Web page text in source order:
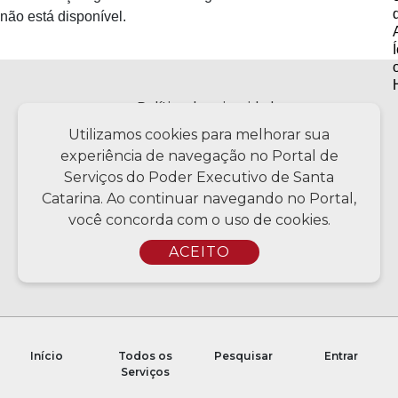
Início
Todos os
Serviços
Pesquisar Entrar
não está disponível.
Política de privacidade
Copyright © 2026 Todos os Direitos Reservados SC - Governo de
Santa Catarina | Desenvolvimento - CIASC | Coordenação - SCTI
Utilizamos cookies para melhorar sua
experiência de navegação no Portal de
Serviços do Poder Executivo de Santa
Catarina. Ao continuar navegando no Portal,
você concorda com o uso de cookies.
ACEITO